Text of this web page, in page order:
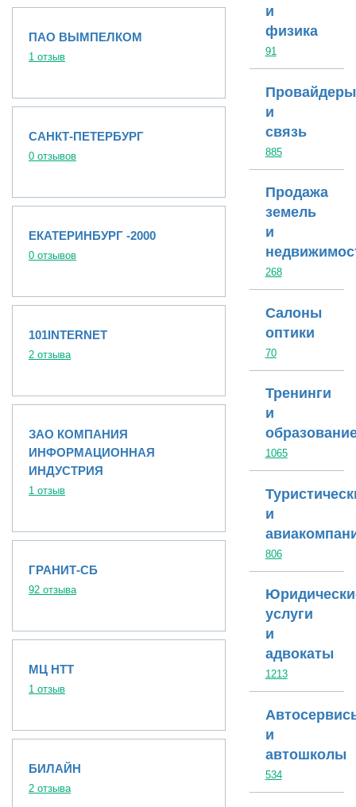
ПАО ВЫМПЕЛКОМ
1 отзыв
САНКТ-ПЕТЕРБУРГ
0 отзывов
ЕКАТЕРИНБУРГ -2000
0 отзывов
101INTERNET
2 отзыва
ЗАО КОМПАНИЯ
ИНФОРМАЦИОННАЯ
ИНДУСТРИЯ
1 отзыв
ГРАНИТ-СБ
92 отзыва
МЦ НТТ
1 отзыв
БИЛАЙН
2 отзыва
и
физика
91
Провайдеры
и
связь
885
Продажа
земель
и
268
Салоны
оптики
70
Тренинги
и
1065
и
806
услуги
и
адвокаты
1213
и
автошколы
534